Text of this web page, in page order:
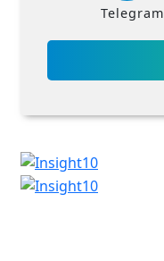
Telegram